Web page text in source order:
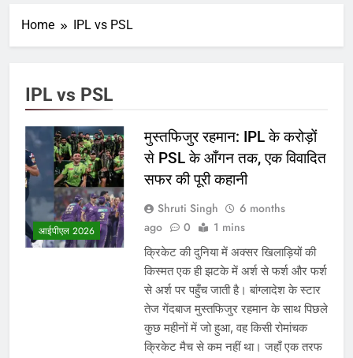
Home IPL vs PSL
IPL vs PSL
आईपीएल 2026
मुस्तफिजुर रहमान: IPL के करोड़ों
से PSL के आँगन तक, एक विवादित
सफर की पूरी कहानी
Shruti Singh
6 months
ago
0 1 mins
क्रिकेट की दुनिया में अक्सर खिलाड़ियों की
किस्मत एक ही झटके में अर्श से फर्श और फर्श
से अर्श पर पहुँच जाती है। बांग्लादेश के स्टार
तेज गेंदबाज मुस्तफिजुर रहमान के साथ पिछले
कुछ महीनों में जो हुआ, वह किसी रोमांचक
क्रिकेट मैच से कम नहीं था। जहाँ एक तरफ